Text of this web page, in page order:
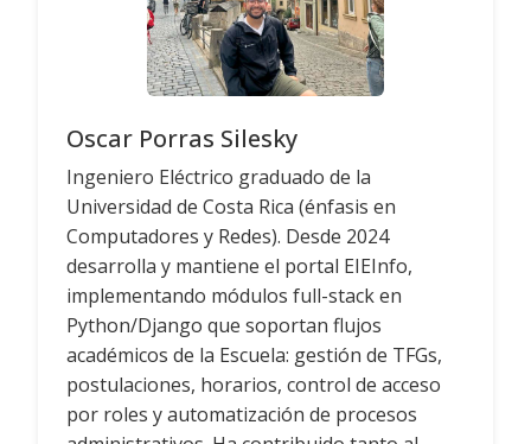
Oscar Porras Silesky
Ingeniero Eléctrico graduado de la
Universidad de Costa Rica (énfasis en
Computadores y Redes). Desde 2024
desarrolla y mantiene el portal EIEInfo,
implementando módulos full-stack en
Python/Django que soportan flujos
académicos de la Escuela: gestión de TFGs,
postulaciones, horarios, control de acceso
por roles y automatización de procesos